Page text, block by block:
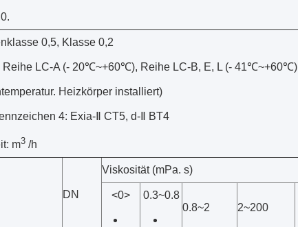
0,5, Klasse 0,2
Reihe LC-A (- 20℃~+60℃), Reihe LC-B, E, L (- 41℃~+60℃)
Heizkörper installiert)
4: Exia-Ⅱ CT5, d-Ⅱ BT4
m3 /h
DN
Viskosität (mPa. s)
<0>
0.3~0.8
0.8~2
2~200